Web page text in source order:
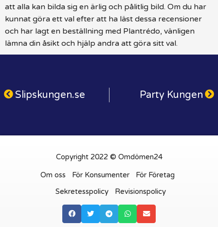
att alla kan bilda sig en ärlig och pålitlig bild. Om du har
kunnat göra ett val efter att ha läst dessa recensioner
och har lagt en beställning med Plantrédo, vänligen
lämna din åsikt och hjälp andra att göra sitt val.
Slipskungen.se Party Kungen
Copyright 2022 © Omdömen24
Om oss För Konsumenter
För Företag
Sekretesspolicy
Revisionspolicy